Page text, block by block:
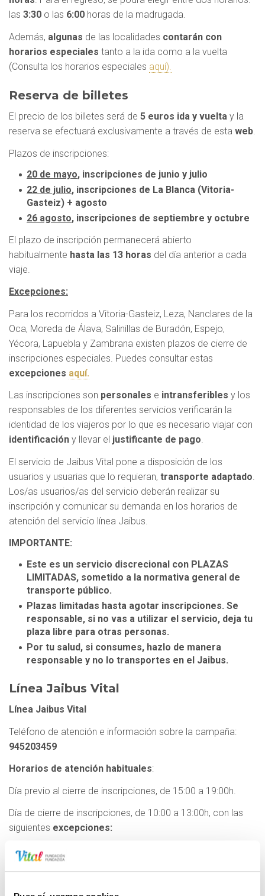
las 3:30 o las 6:00 horas de la madrugada.
Además, algunas de las localidades contarán con
horarios especiales tanto a la ida como a la vuelta
(Consulta los horarios especiales aquí).
Reserva de billetes
El precio de los billetes será de 5 euros ida y vuelta y la
reserva se efectuará exclusivamente a través de esta web.
Plazos de inscripciones:
20 de mayo, inscripciones de junio y julio
22 de julio, inscripciones de La Blanca (Vitoria-
Gasteiz) + agosto
26 agosto, inscripciones de septiembre y octubre
El plazo de inscripción permanecerá abierto
habitualmente hasta las 13 horas del día anterior a cada
viaje.
Excepciones:
Para los recorridos a Vitoria-Gasteiz, Leza, Nanclares de la
Oca, Moreda de Álava, Salinillas de Buradón, Espejo,
Yécora, Lapuebla y Zambrana existen plazos de cierre de
inscripciones especiales. Puedes consultar estas
excepciones aquí.
Las inscripciones son personales e intransferibles y los
responsables de los diferentes servicios verificarán la
identidad de los viajeros por lo que es necesario viajar con
identificación y llevar el justificante de pago.
El servicio de Jaibus Vital pone a disposición de los
usuarios y usuarias que lo requieran, transporte adaptado
Los/as usuarios/as del servicio deberán realizar su
inscripción y comunicar su demanda en los horarios de
atención del servicio línea Jaibus.
IMPORTANTE:
Este es un servicio discrecional con PLAZAS
LIMITADAS, sometido a la normativa general de
transporte público.
Plazas limitadas hasta agotar inscripciones. Se
responsable, si no vas a utilizar el servicio, deja tu
plaza libre para otras personas.
Por tu salud, si consumes, hazlo de manera
responsable y no lo transportes en el Jaibus.
Línea Jaibus Vital
Línea Jaibus Vital
Teléfono de atención e información sobre la campaña:
945203459
Horarios de atención habituales:
Día previo al cierre de inscripciones, de 15:00 a 19:00h.
Día de cierre de inscripciones, de 10:00 a 13:00h, con las
siguientes excepciones:
Consultar excepciones
Recorridos